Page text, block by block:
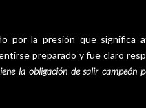
por la presión que significa
preparado y fue claro
la obligación de salir campeón